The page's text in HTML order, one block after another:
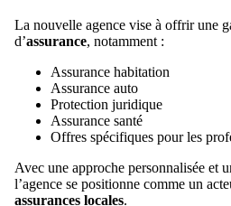
La nouvelle agence vise à offrir une
d’assurance, notamment :
Assurance habitation
Assurance auto
Protection juridique
Assurance santé
Offres spécifiques pour les
Avec une approche personnalisée et
l’agence se positionne comme un
assurances locales.